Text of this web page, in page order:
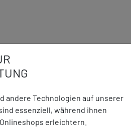
andere Technologien auf unserer
essenziell, während ihnen
erleichtern.
ZUM PRODUKT
Marke:
Asics
Material: